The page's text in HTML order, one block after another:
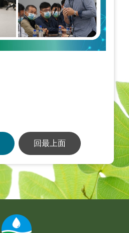
回最上面